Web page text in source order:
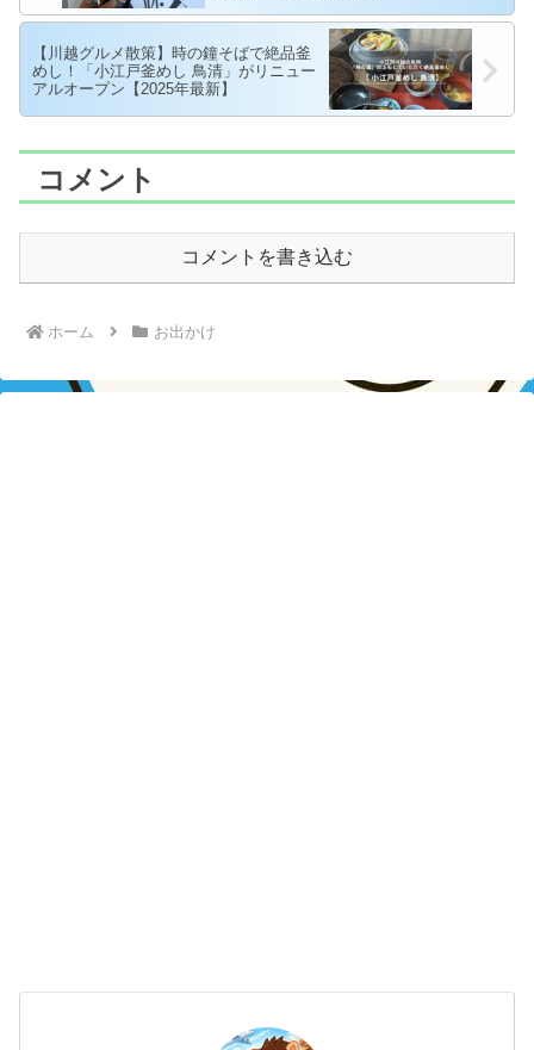
【川越グルメ散策】時の鐘そばで絶品釜
めし！「小江戸釜めし 鳥清」がリニュー
アルオープン【2025年最新】
コメント
コメントを書き込む
ホーム お出かけ